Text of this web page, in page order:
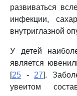
развиваться
инфекции,
внутриглазной
У детей
является
[25 - 27].
увеитом